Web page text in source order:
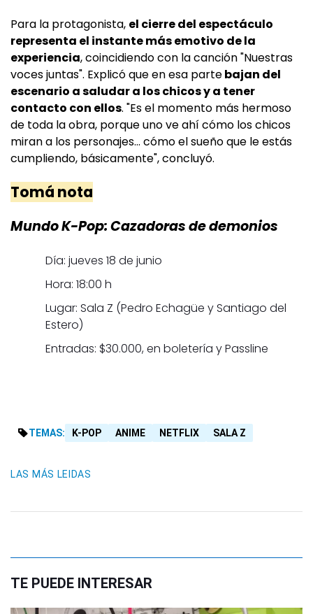
Para la protagonista, el cierre del espectáculo
representa el instante más emotivo de la
experiencia, coincidiendo con la canción "Nuestras
voces juntas". Explicó que en esa partebajan del
escenario a saludar a los chicos y a tener
contacto con ellos. "Es el momento más hermoso
de toda la obra, porque uno ve ahí cómo los chicos
miran a los personajes... cómo el sueño que le estás
cumpliendo, básicamente", concluyó.
Tomá nota
Mundo K-Pop: Cazadoras de demonios
Día: jueves 18 de junio
Hora: 18:00 h
Lugar: Sala Z (Pedro Echagüe y Santiago del
Estero)
Entradas: $30.000, en boletería y Passline
TEMAS: K-POP ANIME NETFLIX SALA Z
LAS MÁS LEIDAS
TE PUEDE INTERESAR